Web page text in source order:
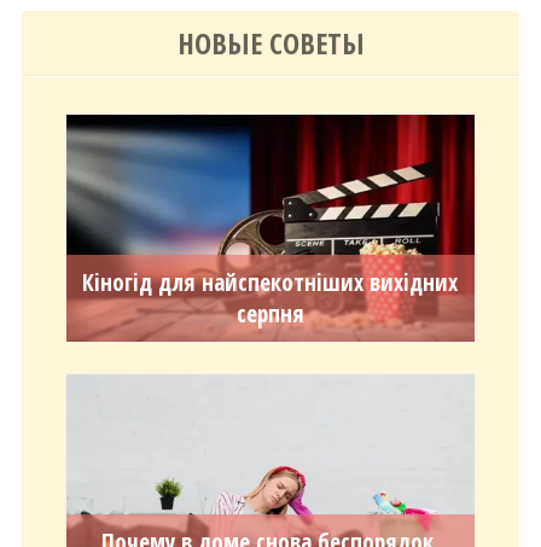
НОВЫЕ СОВЕТЫ
Кіногід для найспекотніших вихідних
серпня